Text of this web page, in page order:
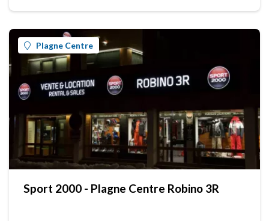
Plagne Centre
Sport 2000 - Plagne Centre Robino 3R